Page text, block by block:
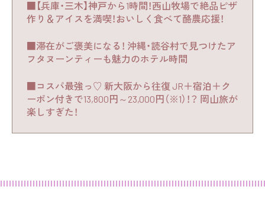
■【兵庫・三木】神戸から1時間！西山牧場で絶品ピザ
作り＆アイスを満喫！おいしく食べて酪農応援！
■滞在がご褒美になる！ 沖縄・読谷村で見つけたア
フタヌーンティーも魅力のホテル時間
■コスパ最強っ♡ 新大阪から往復 JR＋宿泊＋ク
ーポン付きで13,800円～23,000円（※1）！？ 岡山旅が
楽しすぎた！